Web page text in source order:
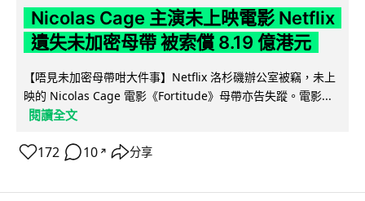
Nicolas Cage 主演未上映電影 Netflix
遺失未加密母帶 被索償 8.19 億港元
【唔見未加密母帶咁大件事】Netflix 洛杉磯辦公室被竊，未上
映的 Nicolas Cage 電影《Fortitude》母帶亦告失蹤。電影...
閱讀全文
172 10 ↗ 分享